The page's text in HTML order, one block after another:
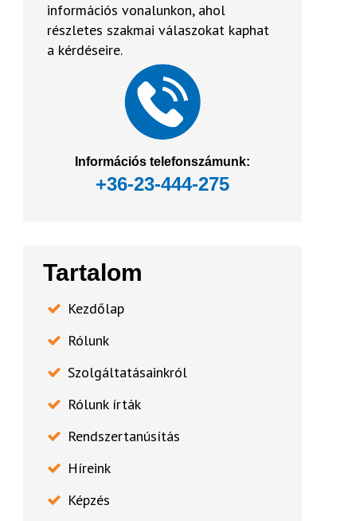
információs vonalunkon, ahol
részletes szakmai válaszokat kaphat
a kérdéseire.
Információs telefonszámunk:
+36-23-444-275
Tartalom
Kezdőlap
Rólunk
Szolgáltatásainkról
Rólunk írták
Rendszertanúsítás
Híreink
Képzés